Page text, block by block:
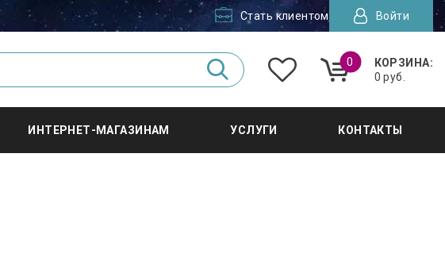
Стать клиентом Войти
0
КОРЗИНА:
0 руб.
ИНТЕРНЕТ-МАГАЗИНАМ УСЛУГИ КОНТАКТЫ